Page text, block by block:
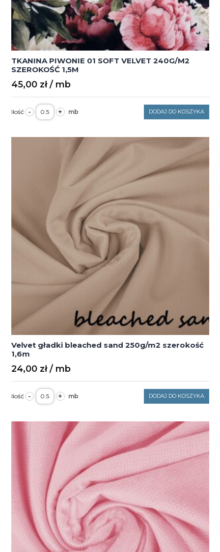
TKANINA PIWONIE 01 SOFT VELVET 240G/M2
SZEROKOŚĆ 1,5M
45,00 zł
- ilość
TKANINA
PIWONIE
SOFT
SZEROKOŚĆ
+ DODAJ DO KOSZYKA
Velvet gładki bleached sand 250g/m2 szerokość
1,6m
24,00 zł
- ilość
Velvet
gładki
sand
250g/m2
szerokość
+ DODAJ DO KOSZYKA